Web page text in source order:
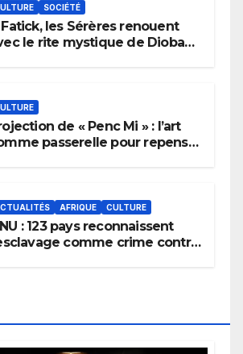
SOCIÉTÉ
les Sérères renouent
le rite mystique de Diobaye
de « Penc Mi » : l’art
passerelle pour repenser
AFRIQUE CULTURE
: 123 pays reconnaissent
comme crime contre